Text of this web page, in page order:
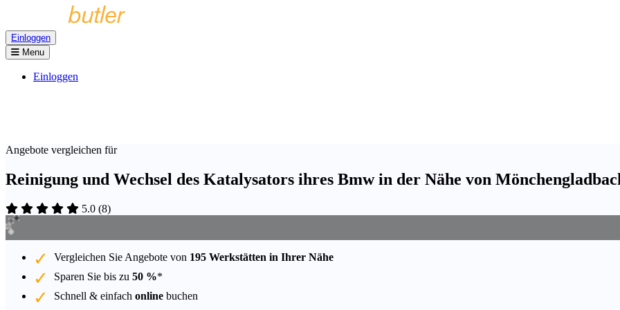
Einloggen
Menu
Einloggen
Angebote vergleichen für
Reinigung und Wechsel des Katalysators ihres Bmw in der Nähe von
5.0 (8)
Vergleichen Sie Angebote von 195 Werkstätten in Ihrer Nähe
Sparen Sie bis zu 50 %*
Schnell & einfach online buchen